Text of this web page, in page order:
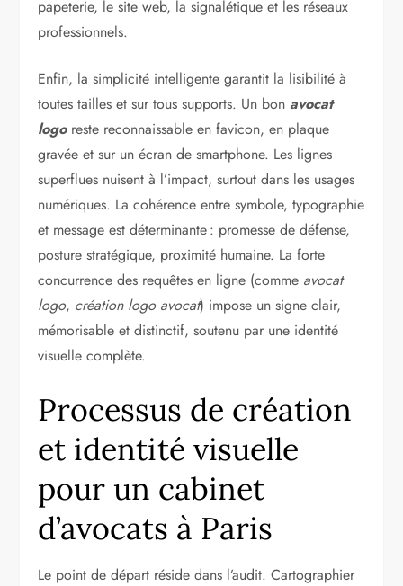
papeterie, le site web, la signalétique et les réseaux
professionnels.
Enfin, la simplicité intelligente garantit la lisibilité à
toutes tailles et sur tous supports. Un bon avocat
logoreste reconnaissable en favicon, en plaque
gravée et sur un écran de smartphone. Les lignes
superflues nuisent à l’impact, surtout dans les usages
numériques. La cohérence entre symbole, typographie
et message est déterminante : promesse de défense,
posture stratégique, proximité humaine. La forte
concurrence des requêtes en ligne (comme avocat
logo, création logo avocat) impose un signe clair,
mémorisable et distinctif, soutenu par une identité
visuelle complète.
Processus de création
et identité visuelle
pour un cabinet
d’avocats à Paris
Le point de départ réside dans l’audit. Cartographier